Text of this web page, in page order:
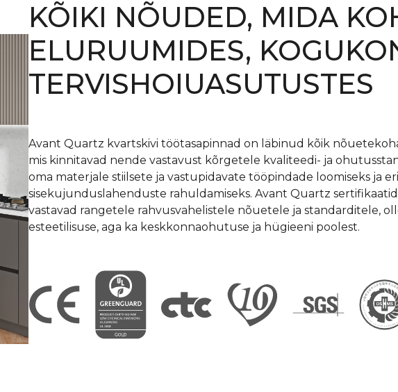
KÕIKI NÕUDED, MIDA
ELURUUMIDES,
TERVISHOIUASUTUSTES
Avant Quartz kvartskivi töötasapinnad on läbinud kõik
mis kinnitavad nende vastavust kõrgetele kvaliteedi- ja
oma materjale stiilsete ja vastupidavate tööpindade loomiseks ja
sisekujunduslahenduste rahuldamiseks. Avant Quartz
vastavad rangetele rahvusvahelistele nõuetele ja standarditele,
esteetilisuse, aga ka keskkonnaohutuse ja hügieeni poolest.